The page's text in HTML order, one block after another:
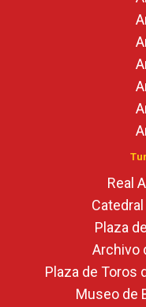
Real
Plaza
Archivo
Plaza de Toros
Museo de